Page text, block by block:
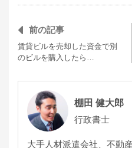
前の記事
賃貸ビルを売却した資金で別
のビルを購入したら…
棚田 健大郎
行政書士
大手人材派遣会社、不動